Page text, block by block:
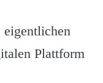
Plattform